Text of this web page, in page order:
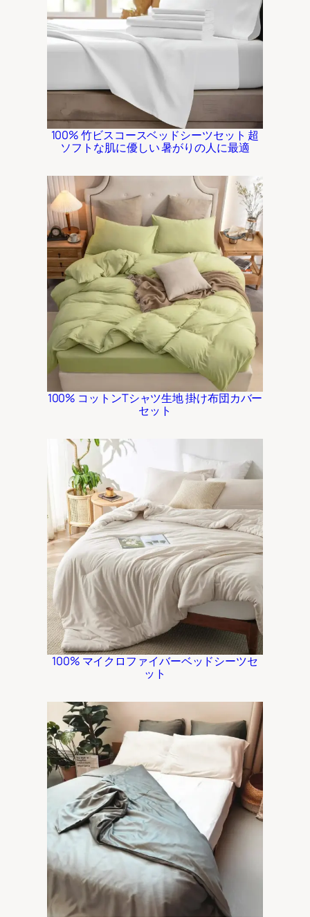
100% 竹ビスコースベッドシーツセット 超
ソフトな肌に優しい 暑がりの人に最適
100% コットンTシャツ生地 掛け布団カバー
セット
100% マイクロファイバーベッドシーツセ
ット